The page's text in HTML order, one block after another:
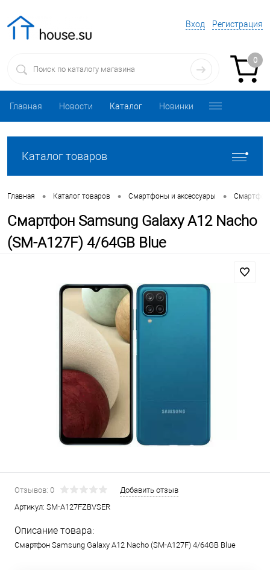
Вход Регистрация
0
Главная Новости Каталог Новинки
Каталог товаров
Главная • Каталог товаров • Смартфоны и аксессуары •
Смартфон Samsung Galaxy A12 Nacho
(SM-A127F) 4/64GB Blue
Отзывов: 0
Добавить отзыв
Артикул: SM-A127FZBVSER
Описание товара:
Смартфон Samsung Galaxy A12 Nacho (SM-A127F) 4/64GB Blue